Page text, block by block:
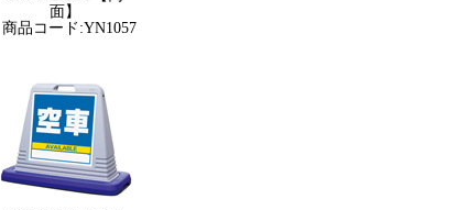
面】
商品コード:YN1057